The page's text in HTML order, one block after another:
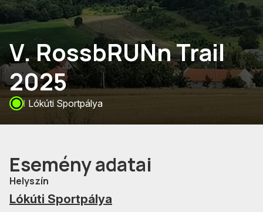
V. RossbRUNn Trail
2025
Lókúti Sportpálya
Esemény adatai
Helyszín
Lókúti Sportpálya